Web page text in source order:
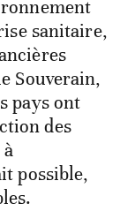
sanitaire,
Souverain,
pays ont
des
possible,